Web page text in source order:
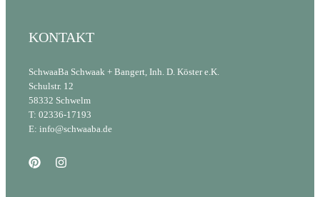
KONTAKT
SchwaaBa Schwaak + Bangert, Inh. D. Köster e.K.
Schulstr. 12
58332 Schwelm
T: 02336-17193
E: info@schwaaba.de